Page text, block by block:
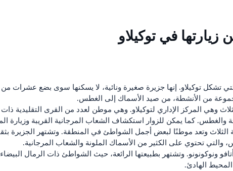
زيارتها في توكيلاو
تشكل توكيلاو. إنها جزيرة صغيرة ونائية، لا يسكنها سوى بضع عشرات من
من الأنشطة، من صيد الأسماك إلى الغطس.
وهي المركز الإداري لتوكيلاو. وهي موطن لعدد من القرى
والغطس. كما يمكن للزوار استكشاف الشعاب المرجانية القريبة وزيارة
الثلاث وتعد موطنًا لبعض أجمل الشواطئ في المنطقة. وتشتهر الجزيرة
والتي تحتوي على الكثير من الأسماك الملونة والشعاب المرجانية.
ونوكونونو. وتشتهر بطبيعتها الرائعة، حيث الشواطئ ذات الرمال
الهادئ.